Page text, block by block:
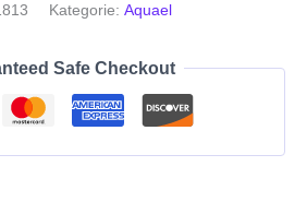
Kategorie: Aquael
Safe Checkout